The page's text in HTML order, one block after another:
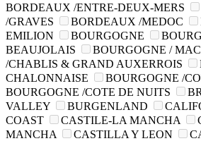
BORDEAUX /ENTRE-DEUX-MERS
/GRAVES
BORDEAUX /MEDOC
EMILION
BOURGOGNE
BEAUJOLAIS
BOURGOGNE /
/CHABLIS & GRAND AUXERROIS
CHALONNAISE
BOURGOGNE /
BOURGOGNE /COTE DE NUITS
VALLEY
BURGENLAND
COAST
CASTILE-LA MANCHA
MANCHA
CASTILLA Y LEON